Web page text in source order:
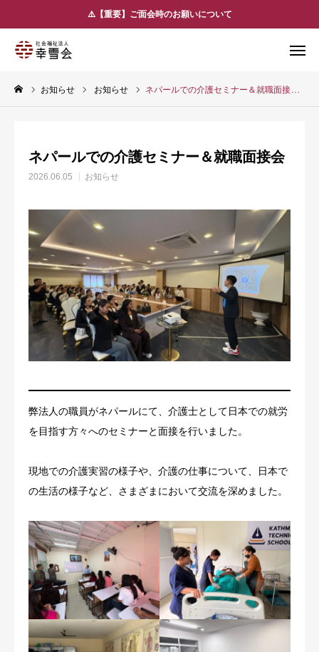
⚠️【重要】ご面会時のお願いについて
お知らせ お知らせ ネパールでの介護セミナー＆就職面接会
ネパールでの介護セミナー＆就職面接会
2026.06.05 お知らせ
弊法人の職員がネパールにて、介護士として日本での就労
を目指す方々へのセミナーと面接を行いました。
現地での介護実習の様子や、介護の仕事について、日本で
の生活の様子など、さまざまにおいて交流を深めました。
お問い合わせ
お知らせ アクセス
施設のご案内
求人情報
よくあるご質問
アクセス
お問い合わせ